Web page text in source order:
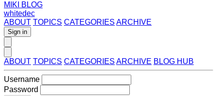
MIKI BLOG
whitedec
ABOUT TOPICS CATEGORIES ARCHIVE
Sign in
ABOUT TOPICS CATEGORIES ARCHIVE BLOG HUB
Username
Password